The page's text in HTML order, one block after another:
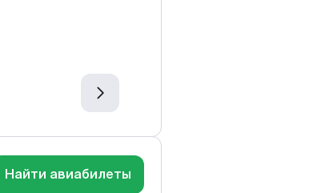
Найти авиабилеты